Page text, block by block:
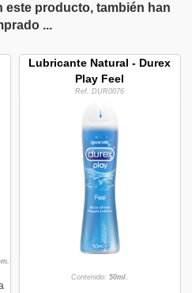
este producto, también han
...
Lubricante Natural - Durex
Play Feel
Ref. DUR0076
Contenido:50ml.